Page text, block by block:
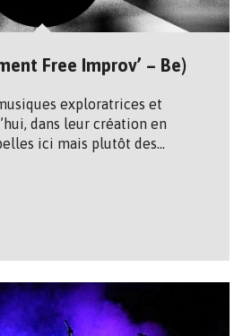
Free Improv’ – Be)
exploratrices et
dans leur création en
ici mais plutôt des…